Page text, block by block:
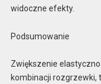
widoczne efekty.
Podsumowanie
Zwiększenie
kombinacji rozgrzewki,